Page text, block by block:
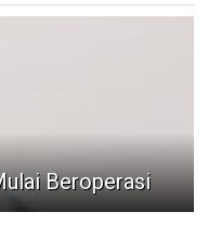
Beroperasi